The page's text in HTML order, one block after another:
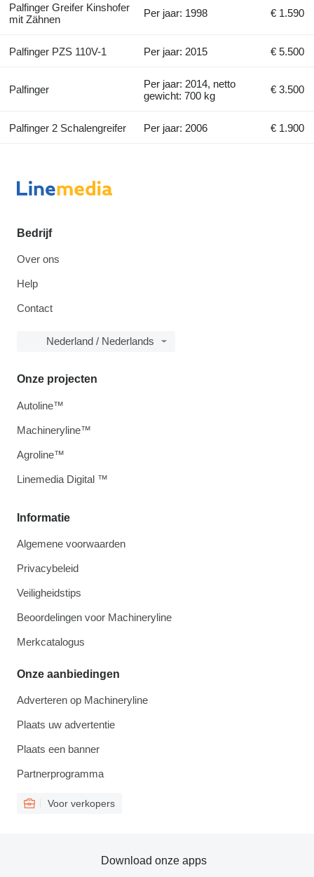
Palfinger Greifer Kinshofer
mit Zähnen
Per jaar: 1998 € 1.590
Palfinger PZS 110V-1 Per jaar: 2015 € 5.500
Palfinger
Per jaar: 2014, netto
gewicht: 700 kg
€ 3.500
Palfinger 2 Schalengreifer Per jaar: 2006 € 1.900
Bedrijf
Over ons
Help
Contact
Nederland / Nederlands
Informatie
Algemene voorwaarden
Privacybeleid
Veiligheidstips
Beoordelingen voor Machineryline
Merkcatalogus
Onze aanbiedingen
Adverteren op Machineryline
Plaats uw advertentie
Plaats een banner
Partnerprogramma
Voor verkopers
Onze projecten
Autoline™
Machineryline™
Agroline™
Linemedia Digital ™
Download onze apps